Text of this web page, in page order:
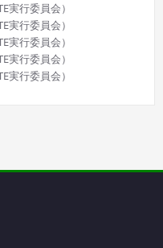
実行委員会）
行委員会）
行委員会）
実行委員会）
行委員会）